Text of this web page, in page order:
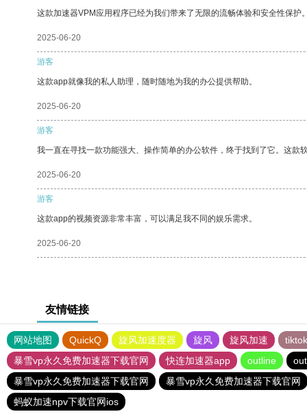
这款加速器VPM应用程序已经为我们带来了无限的流畅体验和安全性保护。
2025-06-20
游客
这款app就像我的私人助理，随时随地为我的办公提供帮助。
2025-06-20
游客
我一直在寻找一款功能强大、操作简单的办公软件，终于找到了它。这款
2025-06-20
游客
这款app的视频资源非常丰富，可以满足我不同的娱乐需求。
2025-06-20
友情链接
网站地图 QuickQ 旋风加速度器 旋风 旋风加速
暴雪vp永久免费加速器下载官网
快连加速器app outline
暴雪vp永久免费加速器下载官网
暴雪vp永久免费加速器下载官网
蚂蚁加速npv下载官网ios